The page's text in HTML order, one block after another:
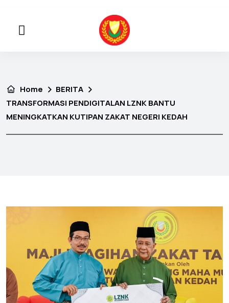
Home
BERITA
TRANSFORMASI PENDIGITALAN LZNK BANTU
MENINGKATKAN KUTIPAN ZAKAT NEGERI KEDAH